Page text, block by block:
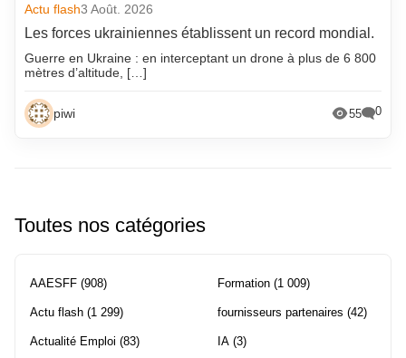
Actu flash3 Août. 2026
Les forces ukrainiennes établissent un record mondial.
Guerre en Ukraine : en interceptant un drone à plus de 6 800
mètres d’altitude, […]
piwi 55 0
Toutes nos catégories
AAESFF (908)
Actu flash (1 299)
Actualité Emploi (83)
Formation (1 009)
fournisseurs partenaires (42)
IA (3)